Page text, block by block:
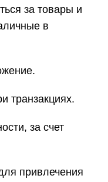
за товары и
в
транзакциях.
за счет
привлечения